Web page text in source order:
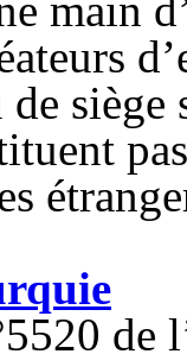
siège
de société en Turquie
de